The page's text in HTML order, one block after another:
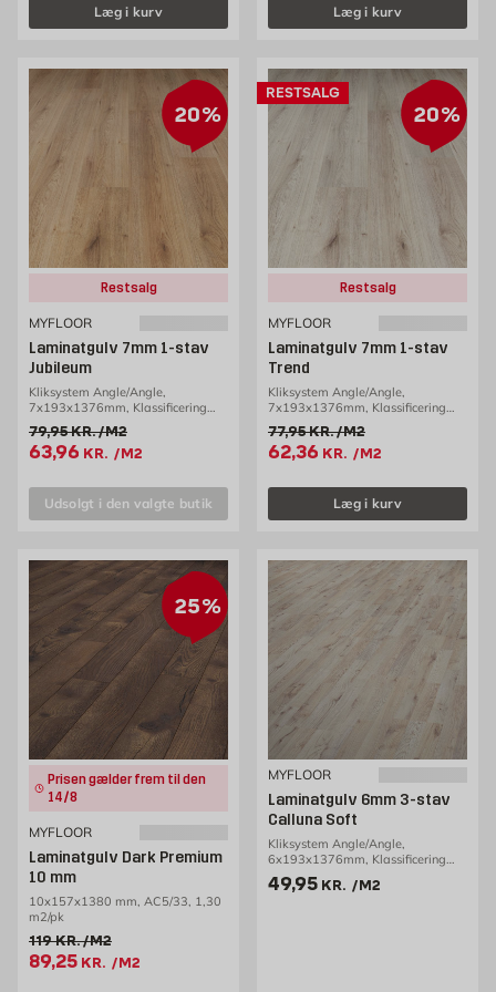
Læg i kurv Læg i kurv
20%
Restsalg
MYFLOOR
Laminatgulv 7mm 1-stav
Jubileum
Kliksystem Angle/Angle,
7x193x1376mm, Klassificering
Gammel pris 79.95 kr. /m2
79,95KR./M2
Tilbudspris 63.96 kr. /m2
63,96 KR. /M2
Udsolgt i den valgte butik
20%
RESTSALG
Restsalg
MYFLOOR
Laminatgulv 7mm 1-stav
Trend
Kliksystem Angle/Angle,
7x193x1376mm, Klassificering
Gammel pris 77.95 kr. /m2
77,95KR./M2
Tilbudspris 62.36 kr. /m2
62,36 KR. /M2
Læg i kurv
25%
Prisen gælder frem til den
14/8
MYFLOOR
Laminatgulv Dark Premium
10 mm
10x157x1380 mm, AC5/33, 1,30
m2/pk
Gammel pris 119 kr. /m2
119KR./M2
Tilbudspris 89.25 kr. /m2
89,25 KR. /M2
MYFLOOR
Laminatgulv 6mm 3-stav
Calluna Soft
Kliksystem Angle/Angle,
6x193x1376mm, Klassificering
AC3/23, 2,91m2/pakke
Pris 49.95 kr. /m2
49,95 KR. /M2